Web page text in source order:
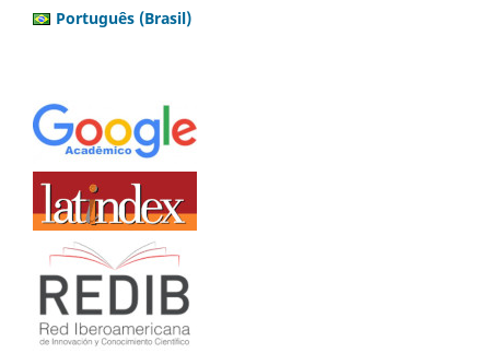
Português (Brasil)